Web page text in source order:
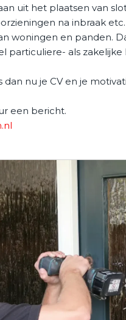
uit het plaatsen van
na inbraak
woningen en panden.
particuliere- als
dan nu je CV en je
een bericht.